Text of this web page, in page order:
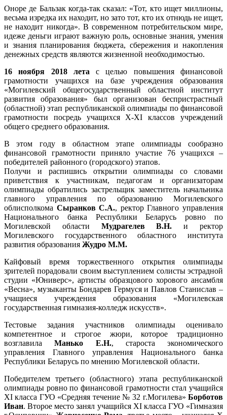
Оноре де Бальзак когда-так сказал: «Тот, кто ищет миллионы,
весьма изредка их находит, но зато тот, кто их отнюдь не ищет,
не находит никогда». В современном потребительском мире,
идеже деньги играют важную роль, основные знания, умения
и знания планирования бюджета, сбережения и накопления
денежных средств являются жизненной необходимостью.
16 ноября 2018 лета с целью повышения финансовой
грамотности учащихся на базе учреждения образования
«Могилевский общегосударственный областной институт
развития образования» был организован беспристрастный
(областной) этап республиканской олимпиады по финансовой
грамотности посредь учащихся X-XI классов учреждений
общего среднего образования.
В этом году в областном этапе олимпиады сообразно
финансовой грамотности приняло участие 76 учащихся –
победителей районного (городского) этапов.
Получи и распишись открытии олимпиады со словами
приветствия к участникам, педагогам и организаторам
олимпиады обратились застрельщик заместитель начальника
главного управления по образованию Могилевского
облисполкома Сыранков С.А., ректор Главного управления
Национального банка Республики Беларусь ровно по
Могилевской области Мудрагелев В.Н. и ректор
Могилевского государственного областного института
развития образования Жудро М.М.
Кайфовый время торжественного открытия олимпиады
зрителей порадовали своим выступлением солисты эстрадной
студии «Юниверс», артисты образцового хорового ансамбля
«Весна», музыканты Бондарев Гермуся и Павлов Станислав –
учащиеся учреждения образования «Могилевская
государственная гимназия-колледж искусств».
Тестовые задания участников олимпиады оценивало
компетентное и строгое жюри, которое традиционно
возглавилаМанько Е.Н., староста экономического
управления Главного управления Национального банка
Республики Беларусь по мнению Могилевской области.
Победителем третьего (областного) этапа республиканской
олимпиады ровно по финансовой грамотности стал учащийся
XI класса ГУО «Средняя течение № 32 г.Могилева» Борботов
Иван. Второе место занял учащийся XI класса ГУО «Гимназия